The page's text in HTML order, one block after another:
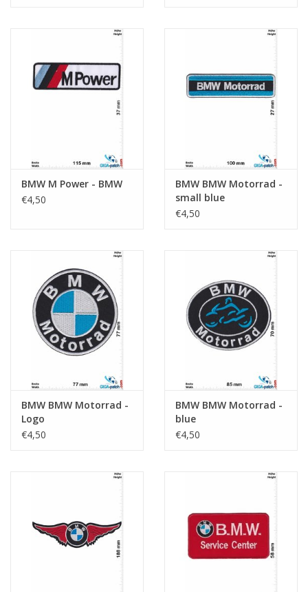
BMW M Power - BMW
€4,50
BMW BMW Motorrad -
small blue
€4,50
BMW BMW Motorrad -
Logo
€4,50
BMW BMW Motorrad -
blue
€4,50